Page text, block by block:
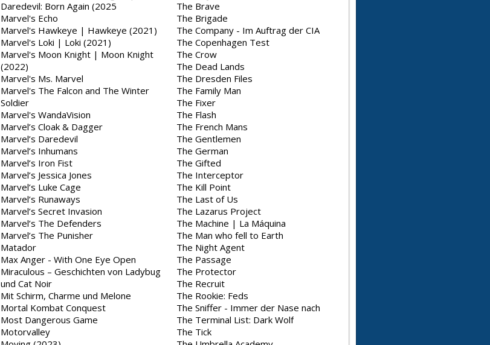
Daredevil: Born Again (2025
Marvel's Echo
Marvel's Hawkeye | Hawkeye (2021)
Marvel's Loki | Loki (2021)
Marvel's Moon Knight | Moon Knight
(2022)
Marvel's Ms. Marvel
Marvel's The Falcon and The Winter
Soldier
Marvel's WandaVision
Marvel’s Cloak & Dagger
Marvel’s Daredevil
Marvel’s Inhumans
Marvel’s Iron Fist
Marvel’s Jessica Jones
Marvel’s Luke Cage
Marvel’s Runaways
Marvel’s Secret Invasion
Marvel’s The Defenders
Marvel’s The Punisher
Matador
Max Anger - With One Eye Open
Miraculous – Geschichten von Ladybug
und Cat Noir
Mit Schirm, Charme und Melone
Mortal Kombat Conquest
Most Dangerous Game
Motorvalley
The Brave
The Brigade
The Company - Im Auftrag der CIA
The Copenhagen Test
The Crow
The Dead Lands
The Dresden Files
The Family Man
The Fixer
The Flash
The French Mans
The Gentlemen
The German
The Gifted
The Interceptor
The Kill Point
The Last of Us
The Lazarus Project
The Machine | La Máquina
The Man who fell to Earth
The Night Agent
The Passage
The Protector
The Recruit
The Rookie: Feds
The Sniffer - Immer der Nase nach
The Terminal List: Dark Wolf
The Tick